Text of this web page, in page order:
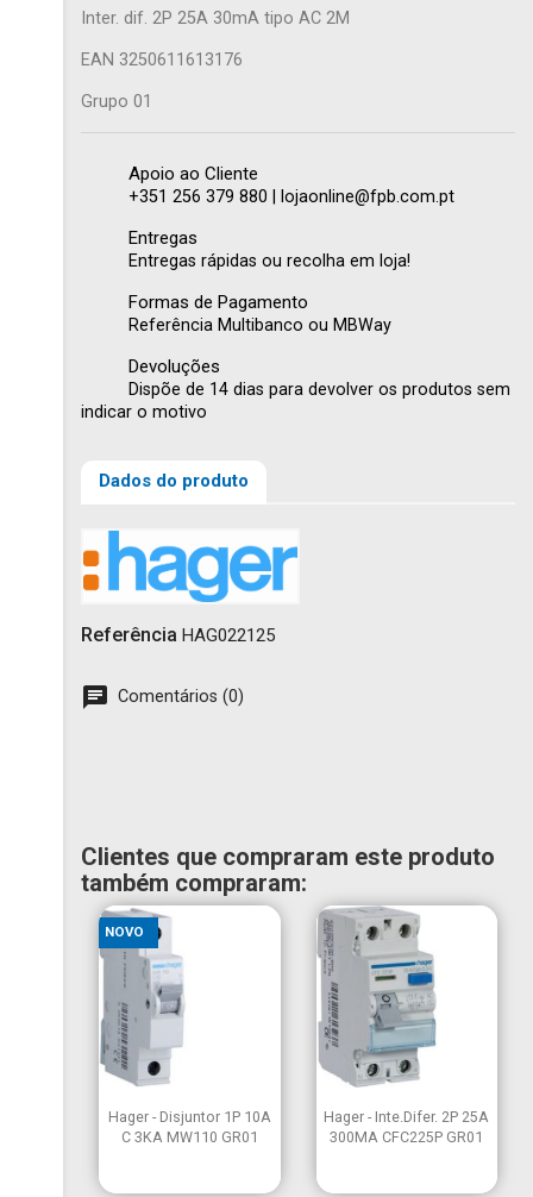
Criar lista de desejos ×
Nome da lista de desejos
Entrar ×
É necessário ter sessão iniciada para guardar produtos na
Inter. dif. 2P 25A 30mA tipo AC 2M
EAN 3250611613176
Grupo 01
Apoio ao Cliente
+351 256 379 880 | lojaonline@fpb.com.pt
Entregas
Entregas rápidas ou recolha em loja!
Formas de Pagamento
Referência Multibanco ou MBWay
Devoluções
Dispõe de 14 dias para devolver os produtos sem
indicar o motivo
Dados do produto
Referência HAG022125
Comentários (0)
Clientes que compraram este produto
também compraram:
Vista rápida
Hager - Disjuntor 1P 10A
C 3KA MW110 GR01
NOVO
Vista rápida
Hager - Inte.Difer. 2P 25A
300MA CFC225P GR01